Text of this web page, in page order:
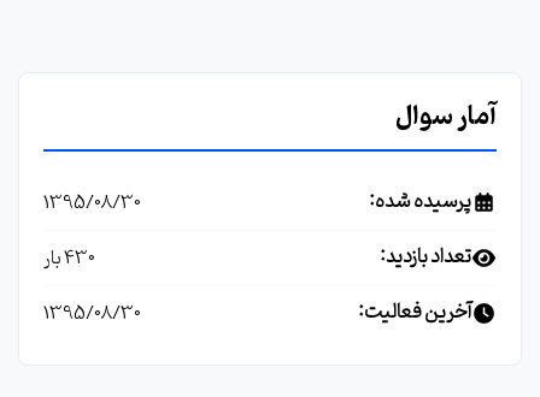
آمار سوال
پرسیده شده: 1395/08/30
تعداد بازدید: 430 بار
آخرین فعالیت: 1395/08/30